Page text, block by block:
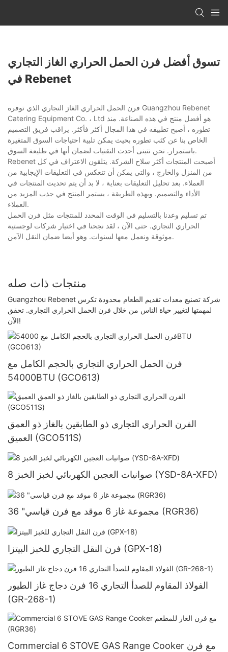
تسوق أفضل فرن الحمل الحراري الغاز التجاري
في Rebenet
فرن الحمل الحراري الغاز التجاري الذي توفره Guangzhou Rebenet
Catering Equipment Co. ، Ltd هو أفضل منتج في هذه الصناعة. منذ
تطوره ، أصبح تطبيقه في هذا المجال أكثر فأكثر. يراقب فريق التصميم
الخاص بنا عن كثب تطوره بحيث يمكن تلبية احتياجات السوق المتغيرة
باستمرار. نحن نتبنى أحدث التقنيات لضمان أنها في طليعة السوق.
Rebenet أصبحت المنتجات أكثر سلاح الشركة. يتلقون الاعتراف في كل
من المنزل والخارج ، والتي يمكن أن تنعكس في التعليقات الإيجابية من
العملاء. بعد تحليل التعليقات بعناية ، لا بد أن يتم تحديث المنتجات في
الأداء والتصميم. وبهذه الطريقة ، يستمر المنتج في جذب المزيد من
العملاء.
تم تسليم وعدنا بالتسليم في الوقت المحدد للمنتجات مثل فرن الحمل
الحراري التجاري. حتى الآن ، لقد نجحنا في اختيار شركات لوجستية
موثوقة ونعمل معها لسنوات. وهو أيضا ضمان النقل الآمن.
منتجات ذات صله
Guangzhou Rebenet شركة تصنيع معدات تقديم الطعام محدودة تكرس
لمهمتها لتغيير حياة الناس من خلال فرن الحمل الحراري التجاري. تحقق
الآن!
فرن الحمل الحراري التجاري بالحجم الكامل مع
54000BTU (GCO613)
الفرن الحراري التجاري ذو الطابقين بالغاز ذو العمق
العميق (GCO511S)
8 صوانيات العجين الكهربائي لخبز الخبز (YSD-8A-XFD)
36 "مجموعة غاز 6 موقد مع فرن قياسي (RGR36)
فرن النقل التجاري للخبز البيتزا (GPX-18)
الفولاذ المقاوم للصدأ التجاري 16 فرن دجاج غاز الطيور
(GR-268-1)
Commercial 6 STOVE GAS Range Cooker مع فرن